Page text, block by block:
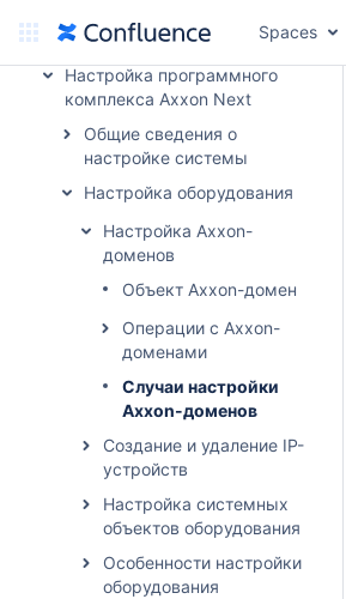
Spaces
Axxon Next
Настройка программного
комплекса Axxon Next
Общие сведения о
настройке системы
Настройка оборудования
Настройка Axxon-
доменов
Объект Axxon-домен
Операции с Axxon-
доменами
Случаи настройки
Axxon-доменов
Создание и удаление IP-
устройств
Настройка системных
объектов оборудования
Особенности настройки
оборудования